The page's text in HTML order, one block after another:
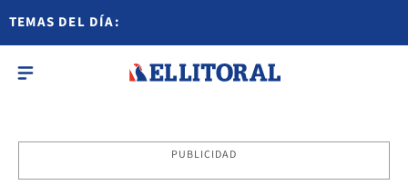
TEMAS DEL DÍA:
PUBLICIDAD